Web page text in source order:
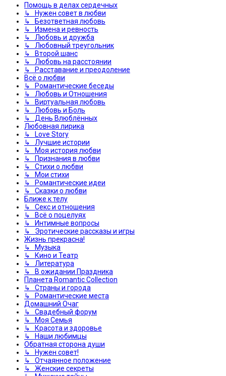
Помощь в делах сердечных
↳ Нужен совет в любви
↳ Безответная любовь
↳ Измена и ревность
↳ Любовь и дружба
↳ Любовный треугольник
↳ Второй шанс
↳ Любовь на расстоянии
↳ Расставание и преодоление
Всё о любви
↳ Романтические беседы
↳ Любовь и Отношения
↳ Виртуальная любовь
↳ Любовь и Боль
↳ День Влюблённых
Любовная лирика
↳ Love Story
↳ Лучшие истории
↳ Моя история любви
↳ Признания в любви
↳ Стихи о любви
↳ Мои стихи
↳ Романтические идеи
↳ Сказки о любви
Ближе к телу
↳ Секс и отношения
↳ Всё о поцелуях
↳ Интимные вопросы
↳ Эротические рассказы и игры
Жизнь прекрасна!
↳ Музыка
↳ Кино и Театр
↳ Литература
↳ В ожидании Праздника
Планета Romantic Collection
↳ Страны и города
↳ Романтические места
Домашний Очаг
↳ Свадебный форум
↳ Моя Семья
↳ Красота и здоровье
↳ Наши любимцы
Обратная сторона души
↳ Нужен совет!
↳ Отчаянное положение
↳ Женские секреты